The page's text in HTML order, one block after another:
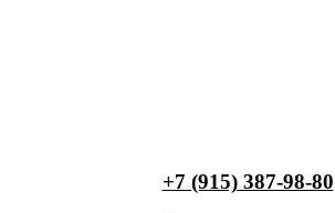
+7 (915) 387-98-80